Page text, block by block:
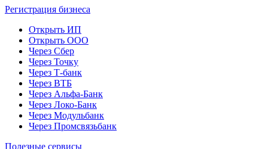
Регистрация бизнеса
Открыть ИП
Открыть ООО
Через Сбер
Через Точку
Через Т-банк
Через ВТБ
Через Альфа-Банк
Через Локо-Банк
Через Модульбанк
Через Промсвязьбанк
Полезные сервисы